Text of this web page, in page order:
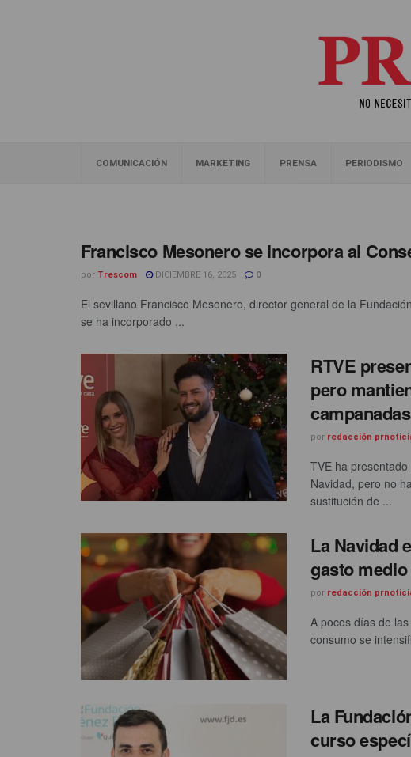
COMUNICACIÓN MARKETING PRENSA PERIODISMO
Francisco Mesonero se incorpora al
por Trescom DICIEMBRE 16, 2025 0
El sevillano Francisco Mesonero, director general de la
se ha incorporado ...
RTVE
pero
campanadas
por redacción
TVE ha
Navidad, pero no
sustitución de ...
La Navidad
gasto
por redacción
A pocos días de
consumo se
La
curso